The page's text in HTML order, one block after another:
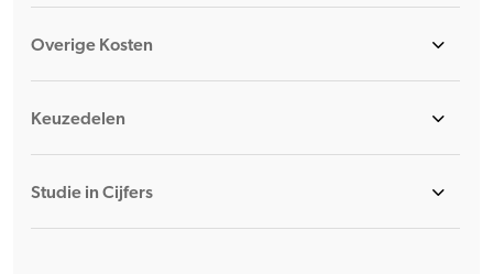
Overige Kosten
Keuzedelen
Studie in Cijfers